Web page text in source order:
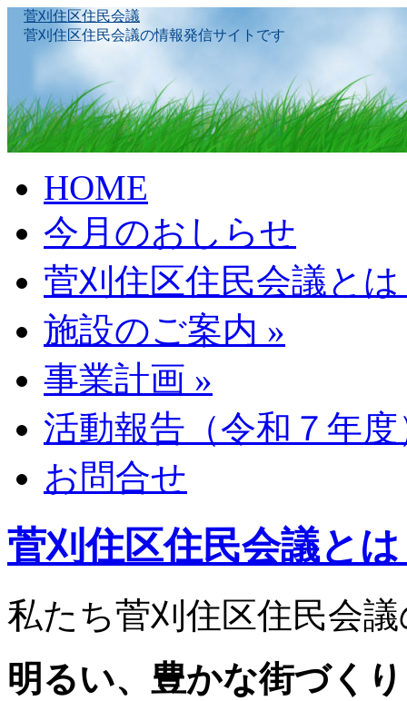
菅刈住区住民会議
菅刈住区住民会議の情報発信サイトです
to
contentHOME
今月のおしらせ
菅刈住区住民会議と
施設のご案内 »
事業計画 »
活動報告（令和７年度
お問合せ
菅刈住区住民会議と
私たち菅刈住区住民会
明るい、豊かな街づくり